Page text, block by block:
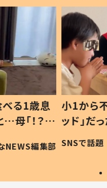
歳息
？」
編集部
小1から不登校
ッド」だった
作り続ける理
#令和の子
SNSで話題